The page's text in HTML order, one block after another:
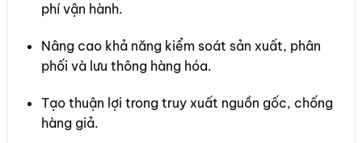
phí vận hành.
Nâng cao khả năng kiểm soát sản xuất, phân
phối và lưu thông hàng hóa.
Tạo thuận lợi trong truy xuất nguồn gốc, chống
hàng giả.